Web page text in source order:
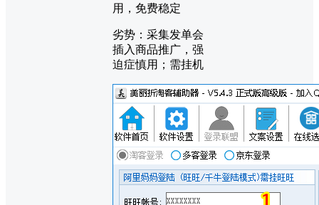
用，免费稳定
劣势：采集发单会
插入商品推广，强
迫症慎用；需挂机